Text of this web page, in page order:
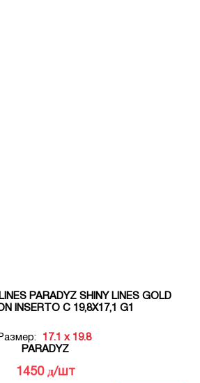
PARADYZ SHINY LINES GOLD
INSERTO C 19,8X17,1 G1
17.1 x 19.8
PARADYZ
1450 д/шт